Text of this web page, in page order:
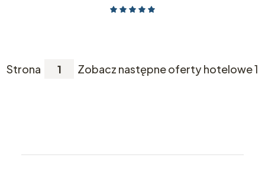
Strona Zobacz następne oferty hotelowe 1